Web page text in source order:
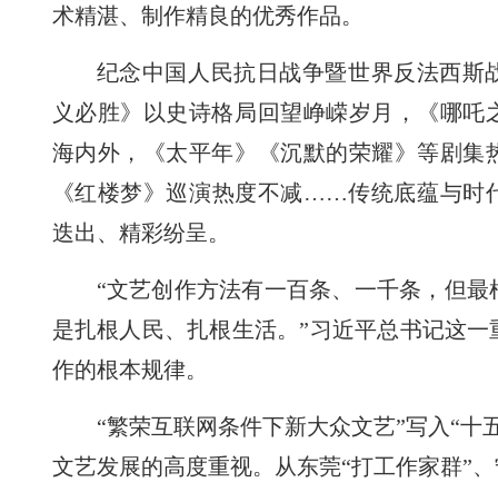
术精湛、制作精良的优秀作品。
纪念中国人民抗日战争暨世界反法西斯
义必胜》以史诗格局回望峥嵘岁月，《哪
海内外，《太平年》《沉默的荣耀》等剧集
《红楼梦》巡演热度不减……传统底蕴与时
迭出、精彩纷呈。
“文艺创作方法有一百条、一千条，但
是扎根人民、扎根生活。”习近平总书记这
作的根本规律。
“繁荣互联网条件下新大众文艺”写入“十
文艺发展的高度重视。从东莞“打工作家群”